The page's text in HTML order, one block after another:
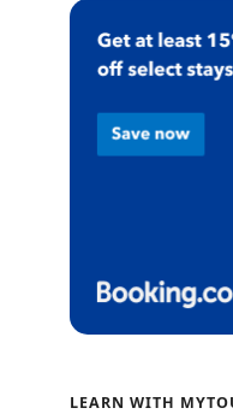
LEARN WITH